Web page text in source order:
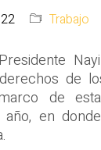
Trabajo
de
de
en